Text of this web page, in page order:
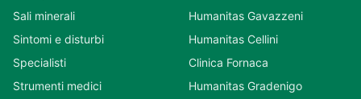
Sali minerali
Sintomi e disturbi
Specialisti
Strumenti medici
Humanitas Gavazzeni
Humanitas Cellini
Clinica Fornaca
Humanitas Gradenigo